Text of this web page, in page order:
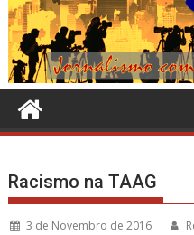
Racismo na TAAG
3 de Novembro de 2016